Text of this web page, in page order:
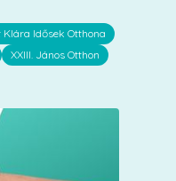
Klára Idősek Otthona
XXIII. János Otthon